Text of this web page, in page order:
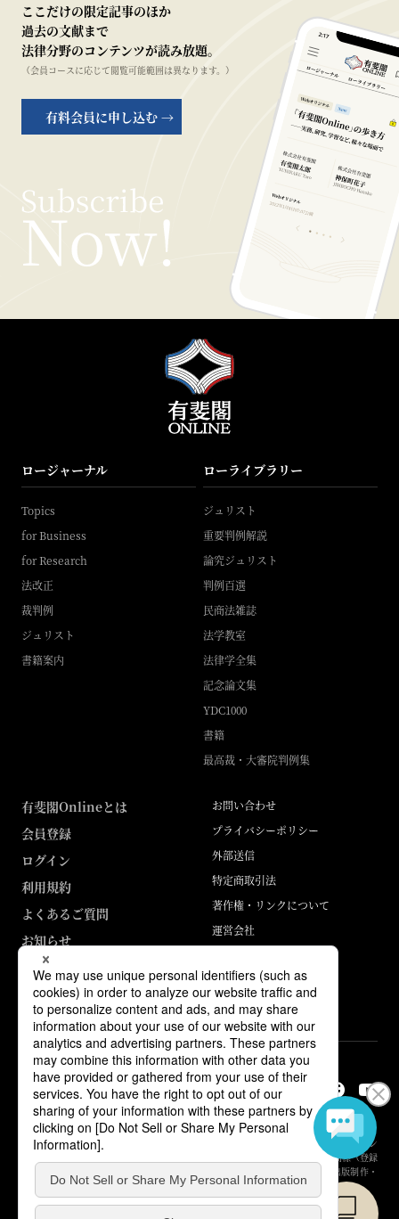
ここだけの限定記事のほか
過去の文献まで
法律分野のコンテンツが読み放題。
（会員コースに応じて閲覧可能範囲は異なります。）
有料会員に申し込む →
ロージャーナル
Topics
for Business
for Research
法改正
裁判例
ジュリスト
書籍案内
ローライブラリー
ジュリスト
重要判例解説
論究ジュリスト
判例百選
民商法雑誌
法学教室
法律学全集
記念論文集
YDC1000
書籍
最高裁・大審院判例集
有斐閣Onlineとは
会員登録
ログイン
利用規約
よくあるご質問
お知らせ
お問い合わせ
プライバシーポリシー
外部送信
特定商取引法
著作権・リンクについて
運営会社
ABJマークは、この電子書店・電子書籍配信サービスが、著作権者からコン
テンツ使用許諾を得た正規版配信サービスであることを示す登録商標（登録
番号 第6091713号）です。詳しくは［ABJマーク］または［電子出版制作・
流通協議会］で検索してください。